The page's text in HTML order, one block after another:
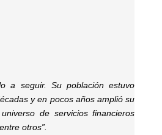
a seguir. Su población estuvo
y en pocos años amplió su
de servicios financieros
otros”.